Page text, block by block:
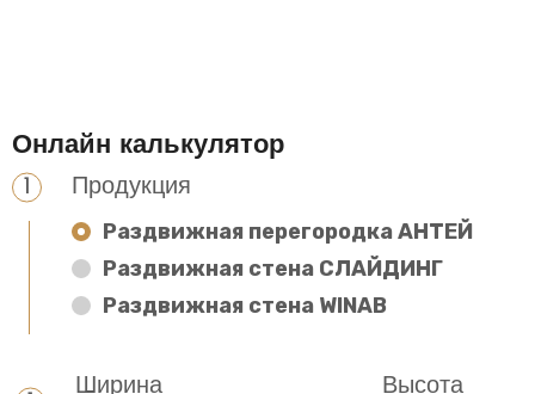
Онлайн калькулятор
Продукция
Раздвижная перегородка АНТЕЙ
Раздвижная стена СЛАЙДИНГ
Раздвижная стена WINAB
Ширина
Высота